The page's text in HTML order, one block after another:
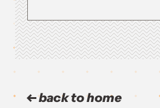
back to home